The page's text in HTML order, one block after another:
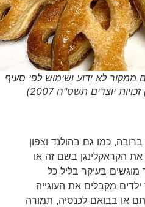
ממקור לא ידוע ושימוש לפי סעיף
כמו גם בהולנד וצפון
הקראקלינגן בשם זה או
בעיקר בליל כל
מקבלים את העוגייה
בבואם לכנסיה, תמורה